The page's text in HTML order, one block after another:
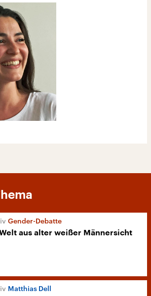
Gender-Debatte
aus alter weißer Männersicht
Matthias Dell